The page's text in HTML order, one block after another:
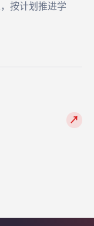
按计划推进学
↗